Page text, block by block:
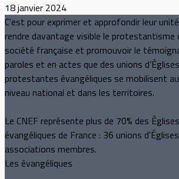
18 janvier 2024
C’est pour exprimer et approfondir leur
rendre davantage visible le protestantisme
société française et promouvoir le
paroles et en actes que des unions
protestantes évangéliques se mobilisent au
niveau national et dans les territoires.
Le CNEF représente plus de 70% des
évangéliques de France : 36 unions
associations membres.
Les évangéliques